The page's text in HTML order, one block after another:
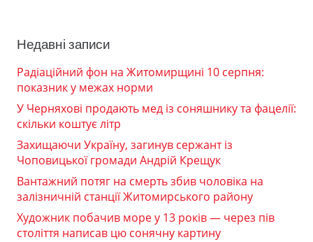
Недавні записи
Радіаційний фон на Житомирщині 10 серпня:
показник у межах норми
У Черняхові продають мед із соняшнику та фацелії:
скільки коштує літр
Захищаючи Україну, загинув сержант із
Чоповицької громади Андрій Крещук
Вантажний потяг на смерть збив чоловіка на
залізничній станції Житомирського району
Художник побачив море у 13 років — через пів
століття написав цю сонячну картину